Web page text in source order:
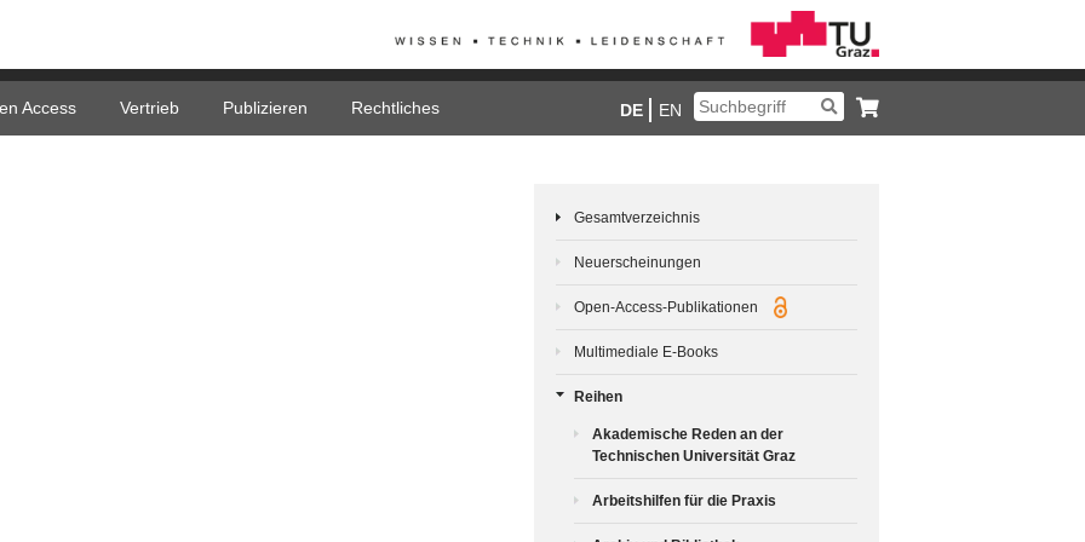
Access Vertrieb Publizieren Rechtliches DE EN
Gesamtverzeichnis
Neuerscheinungen
Open-Access-Publikationen
Multimediale E-Books
Reihen
Akademische Reden an der
Technischen Universität Graz
Arbeitshilfen für die Praxis